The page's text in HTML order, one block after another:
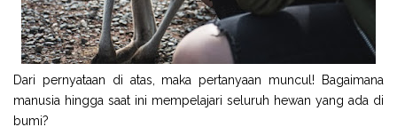
Dari pernyataan di atas, maka pertanyaan muncul! Bagaimana
manusia hingga saat ini mempelajari seluruh hewan yang ada di
bumi?